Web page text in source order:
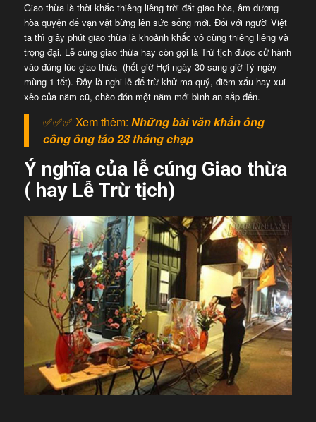
Giao thừa là thời khắc thiêng liêng trời đất giao hòa, âm dương
hòa quyện để vạn vật bừng lên sức sống mới. Đối với người Việt
ta thì giây phút giao thừa là khoảnh khắc vô cùng thiêng liêng và
trọng đại. Lễ cúng giao thừa hay còn gọi là Trừ tịch được cử hành
vào đúng lúc giao thừa (hết giờ Hợi ngày 30 sang giờ Tý ngày
mùng 1 tết). Đây là nghi lễ để trừ khử ma quỷ, điềm xấu hay xui
xẻo của năm cũ, chào đón một năm mới bình an sắp đến.
✅✅✅ Xem thêm: Những bài văn khấn ông
công ông táo 23 tháng chạp
Ý nghĩa của lễ cúng Giao thừa
( hay Lễ Trừ tịch)